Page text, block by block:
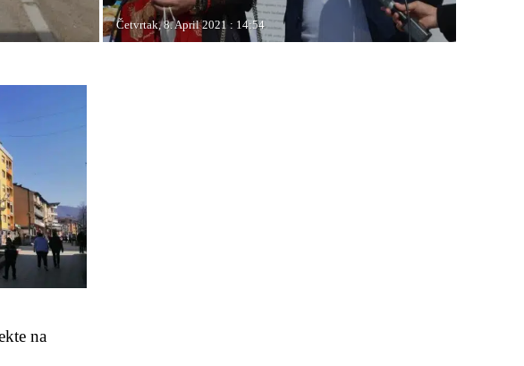
Četvrtak, 8. April 2021 : 14:54
na